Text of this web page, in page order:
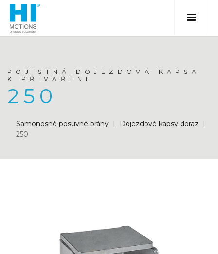
POJISTNÁ DOJEZDOVÁ KAPSA
K PŘIVAŘENÍ
250
Samonosné posuvné brány | Dojezdové kapsy doraz
|
250